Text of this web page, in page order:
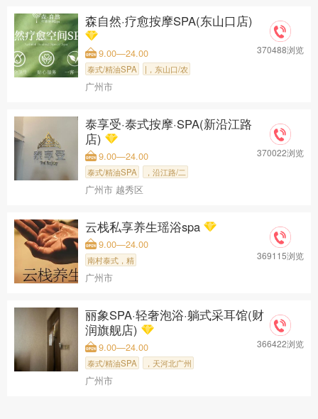
森自然·疗愈按摩SPA(东山口店)
9.00—24.00
泰式/精油SPA |，东山口/农
广州市
370488浏览
泰享受·泰式按摩·SPA(新沿江路
店)
9.00—24.00
泰式/精油SPA ，沿江路/二
广州市 越秀区
370022浏览
云栈私享养生瑶浴spa
9.00—24.00
南村泰式，精
广州市
369115浏览
丽象SPA·轻奢泡浴·躺式采耳馆(财
润旗舰店)
9.00—24.00
泰式/精油SPA ，天河北广州
广州市
366422浏览